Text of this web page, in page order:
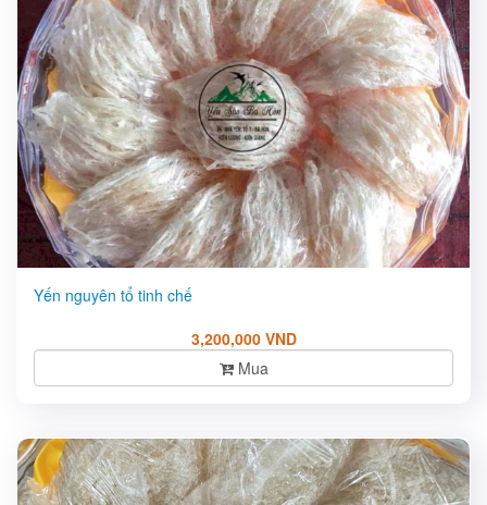
Yến nguyên tổ tinh chế
3,200,000 VND
Mua